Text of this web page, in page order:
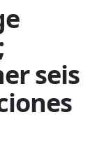
seis